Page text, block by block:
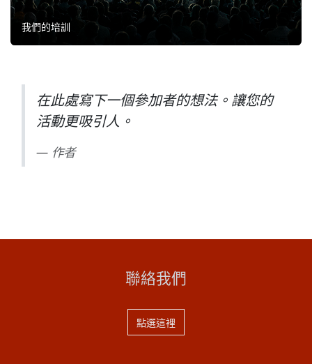
我們的培訓
在此處寫下一個參加者的想法。讓您的
活動更吸引人。
作者
聯絡我們
點選這裡